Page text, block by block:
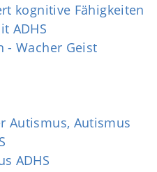
kognitive Fähigkeiten
ADHS
- Wacher Geist
Autismus, Autismus
ADHS